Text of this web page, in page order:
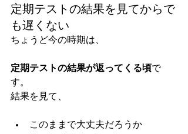
定期テストの結果を見てからで
も遅くない
ちょうど今の時期は、
定期テストの結果が返ってくる頃で
す。
結果を見て、
このままで大丈夫だろうか